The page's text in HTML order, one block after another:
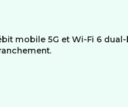
mobile 5G et Wi-Fi 6